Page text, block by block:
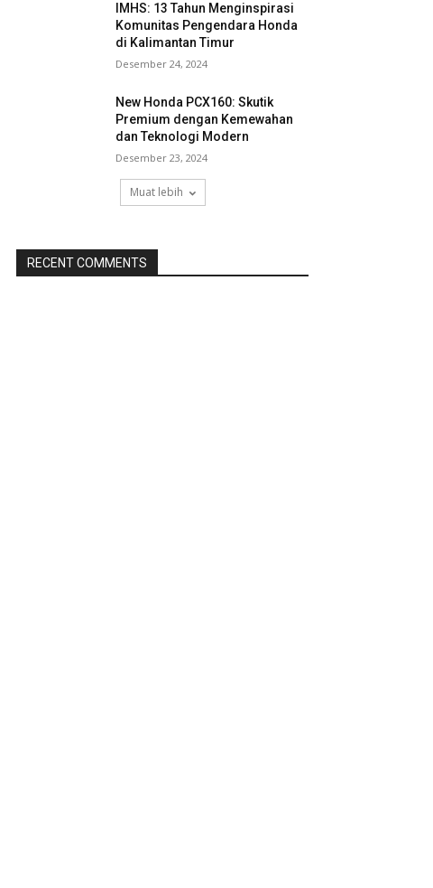
IMHS: 13 Tahun Menginspirasi
Komunitas Pengendara Honda
di Kalimantan Timur
Desember 24, 2024
New Honda PCX160: Skutik
Premium dengan Kemewahan
dan Teknologi Modern
Desember 23, 2024
Muat lebih
RECENT COMMENTS